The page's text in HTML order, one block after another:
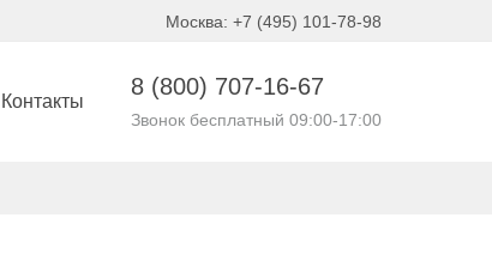
Москва: +7 (495) 101-78-98
Контакты
8 (800) 707-16-67
Звонок бесплатный 09:00-17:00